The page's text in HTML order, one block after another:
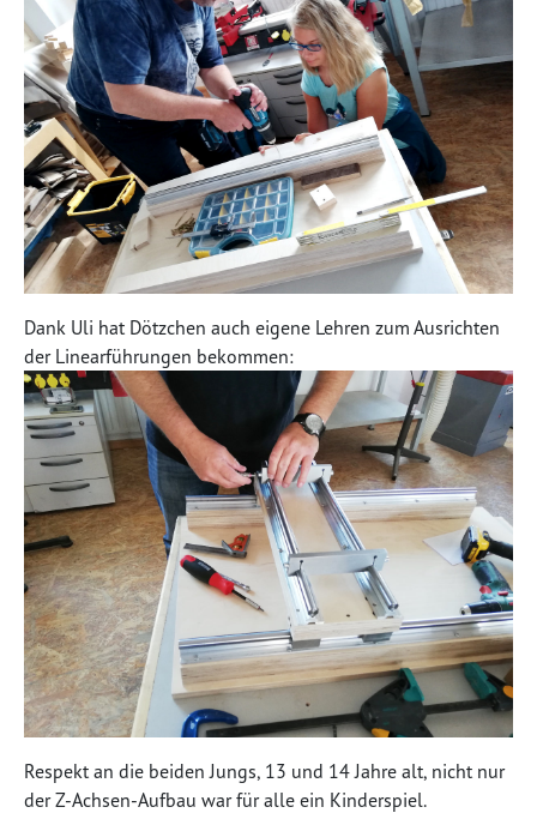
Dank Uli hat Dötzchen auch eigene Lehren zum Ausrichten
der Linearführungen bekommen:
Respekt an die beiden Jungs, 13 und 14 Jahre alt, nicht nur
der Z-Achsen-Aufbau war für alle ein Kinderspiel.